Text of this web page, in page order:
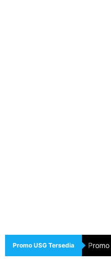
Promo USG Tersedia